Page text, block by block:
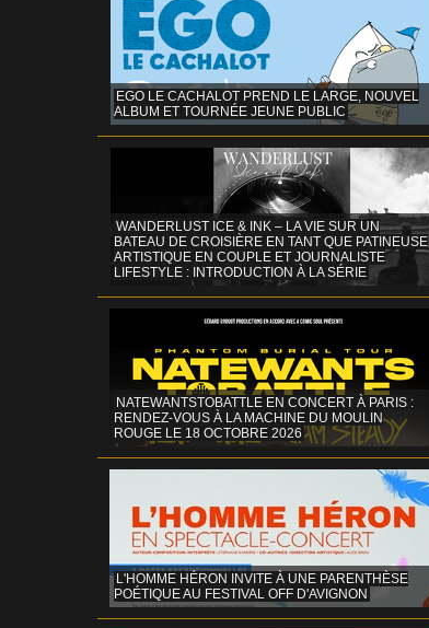
EGO LE CACHALOT PREND LE LARGE, NOUVEL
ALBUM ET TOURNÉE JEUNE PUBLIC
WANDERLUST ICE & INK – LA VIE SUR UN
BATEAU DE CROISIÈRE EN TANT QUE PATINEUSE
ARTISTIQUE EN COUPLE ET JOURNALISTE
LIFESTYLE : INTRODUCTION À LA SÉRIE
NATEWANTSTOBATTLE EN CONCERT À PARIS :
RENDEZ-VOUS À LA MACHINE DU MOULIN
ROUGE LE 18 OCTOBRE 2026
L'HOMME HÉRON INVITE À UNE PARENTHÈSE
POÉTIQUE AU FESTIVAL OFF D'AVIGNON